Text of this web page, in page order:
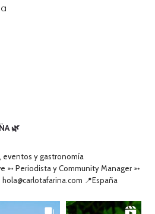
🌿
eventos y gastronomía
➳ Periodista y Community Manager ➳
📍España